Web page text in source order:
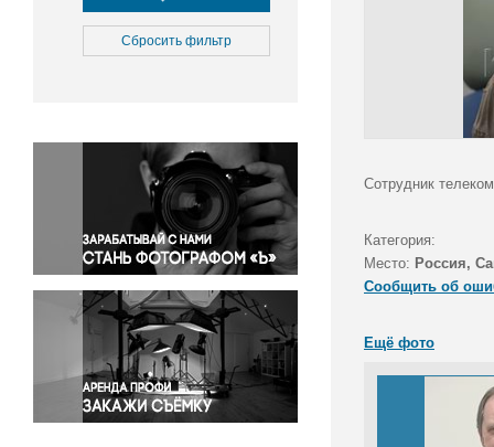
Культура
Медицина
Окружающая среда
Политика
Правосудие
Происшествия и конфликты
Религия
Светская жизнь
Спорт
Экология
Экономика и бизнес
Сбросить фильтр
Сотрудник
Категория:
Место: Россия,
Сообщить об
Ещё фото